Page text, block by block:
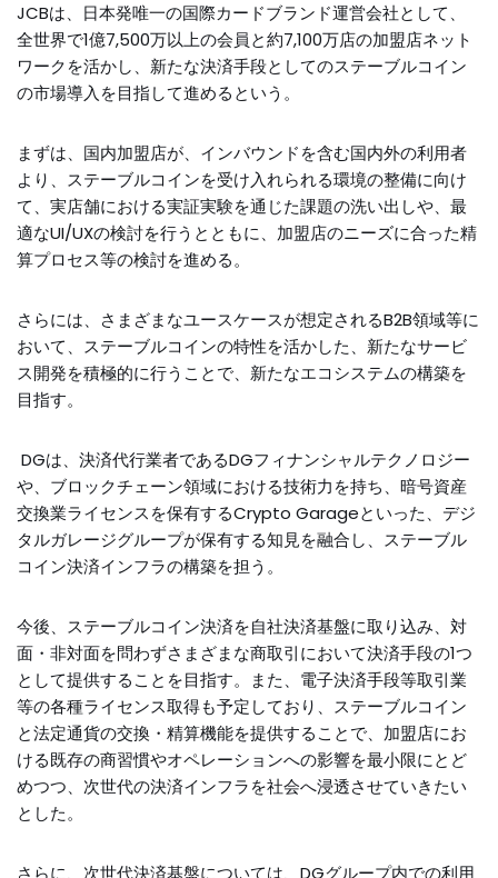
JCBは、日本発唯一の国際カードブランド運営会社として、
全世界で1億7,500万以上の会員と約7,100万店の加盟店ネット
ワークを活かし、新たな決済手段としてのステーブルコイン
の市場導入を目指して進めるという。
まずは、国内加盟店が、インバウンドを含む国内外の利用者
より、ステーブルコインを受け入れられる環境の整備に向け
て、実店舗における実証実験を通じた課題の洗い出しや、最
適なUI/UXの検討を行うとともに、加盟店のニーズに合った精
算プロセス等の検討を進める。
さらには、さまざまなユースケースが想定されるB2B領域等に
おいて、ステーブルコインの特性を活かした、新たなサービ
ス開発を積極的に行うことで、新たなエコシステムの構築を
目指す。
DGは、決済代行業者であるDGフィナンシャルテクノロジー
や、ブロックチェーン領域における技術力を持ち、暗号資産
交換業ライセンスを保有するCrypto Garageといった、デジ
タルガレージグループが保有する知見を融合し、ステーブル
コイン決済インフラの構築を担う。
今後、ステーブルコイン決済を自社決済基盤に取り込み、対
面・非対面を問わずさまざまな商取引において決済手段の1つ
として提供することを目指す。また、電子決済手段等取引業
等の各種ライセンス取得も予定しており、ステーブルコイン
と法定通貨の交換・精算機能を提供することで、加盟店にお
ける既存の商習慣やオペレーションへの影響を最小限にとど
めつつ、次世代の決済インフラを社会へ浸透させていきたい
とした。
さらに、次世代決済基盤については、DGグループ内での利用